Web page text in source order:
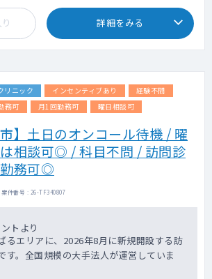
詳細をみる
リニック インセンティブあり
経験不問
務可 月1回勤務可 曜日相談可
市】土日のオンコール待機 / 曜
相談可◎ / 科目不問 / 訪問診
務可◎
件番号 : 26-TF340807
トより
エリアに、2026年8月に新規開設する訪
す。全国規模の大手法人が運営していま